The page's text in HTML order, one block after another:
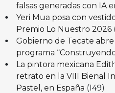
falsas generadas con IA
Yeri Mua posa con
Premio Lo Nuestro 2026
Gobierno de Tecate
programa
La pintora mexicana
retrato en la VIII Bienal
Pastel, en España (149)